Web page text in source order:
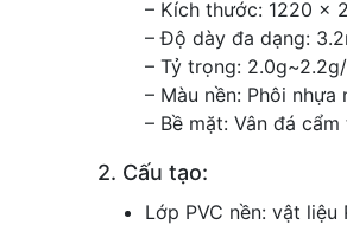
– Kích thước: 1220 x
– Độ dày đa dạng:
– Tỷ trọng:
– Màu nền: Phôi
– Bề mặt: Vân đá cẩm
2. Cấu tạo:
Lớp PVC nền: vật